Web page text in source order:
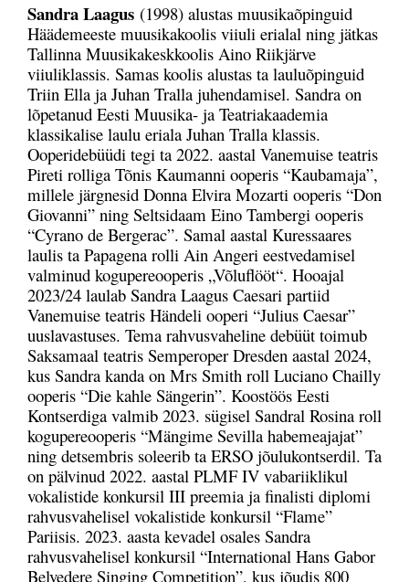
Sandra Laagus (1998) alustas muusikaõpinguid
Häädemeeste muusikakoolis viiuli erialal ning jätkas
Tallinna Muusikakeskkoolis Aino Riikjärve
viiuliklassis. Samas koolis alustas ta lauluõpinguid
Triin Ella ja Juhan Tralla juhendamisel. Sandra on
lõpetanud Eesti Muusika- ja Teatriakaademia
klassikalise laulu eriala Juhan Tralla klassis.
Ooperidebüüdi tegi ta 2022. aastal Vanemuise teatris
Pireti rolliga Tõnis Kaumanni ooperis “Kaubamaja”,
millele järgnesid Donna Elvira Mozarti ooperis “Don
Giovanni” ning Seltsidaam Eino Tambergi ooperis
“Cyrano de Bergerac”. Samal aastal Kuressaares
laulis ta Papagena rolli Ain Angeri eestvedamisel
valminud kogupereooperis „Võluflööt“. Hooajal
2023/24 laulab Sandra Laagus Caesari partiid
Vanemuise teatris Händeli ooperi “Julius Caesar”
uuslavastuses. Tema rahvusvaheline debüüt toimub
Saksamaal teatris Semperoper Dresden aastal 2024,
kus Sandra kanda on Mrs Smith roll Luciano Chailly
ooperis “Die kahle Sängerin”. Koostöös Eesti
Kontserdiga valmib 2023. sügisel Sandral Rosina roll
kogupereooperis “Mängime Sevilla habemeajajat”
ning detsembris soleerib ta ERSO jõulukontserdil. Ta
on pälvinud 2022. aastal PLMF IV vabariiklikul
vokalistide konkursil III preemia ja finalisti diplomi
rahvusvahelisel vokalistide konkursil “Flame”
Pariisis. 2023. aasta kevadel osales Sandra
rahvusvahelisel konkursil “International Hans Gabor
Belvedere Singing Competition”, kus jõudis 800